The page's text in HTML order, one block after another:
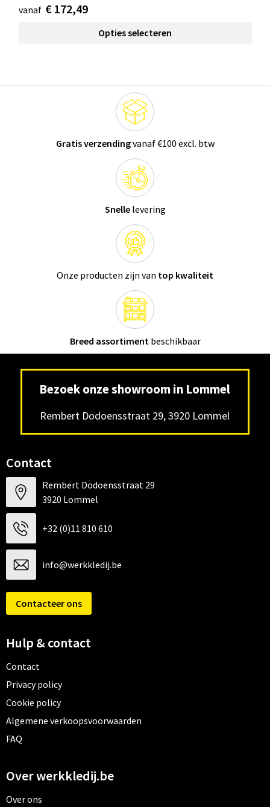
vanaf € 172,49
Opties selecteren
Gratis verzendingvanaf €100 excl. btw
Snellelevering
Onze producten zijn van top kwaliteit
Breed assortiment beschikbaar
Bezoek onze showroom in Lommel
Rembert Dodoensstraat 29, 3920 Lommel
Contact
Rembert Dodoensstraat 29
3920 Lommel
+32 (0)11 810 610
info@werkkledij.be
Contacteer ons
Hulp & contact
Contact
Privacy policy
Cookie policy
Algemene verkoopsvoorwaarden
FAQ
Over werkkledij.be
Over ons